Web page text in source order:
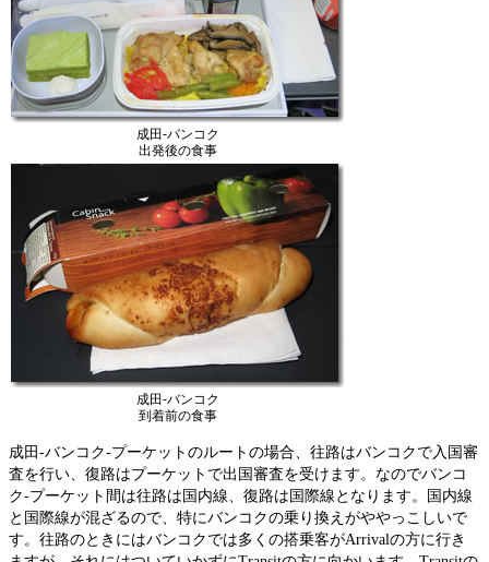
成田-バンコク
出発後の食事
成田-バンコク
到着前の食事
成田-バンコク-プーケットのルートの場合、往路はバンコクで入国審
査を行い、復路はプーケットで出国審査を受けます。なのでバンコ
ク-プーケット間は往路は国内線、復路は国際線となります。国内線
と国際線が混ざるので、特にバンコクの乗り換えがややっこしいで
す。往路のときにはバンコクでは多くの搭乗客がArrivalの方に行き